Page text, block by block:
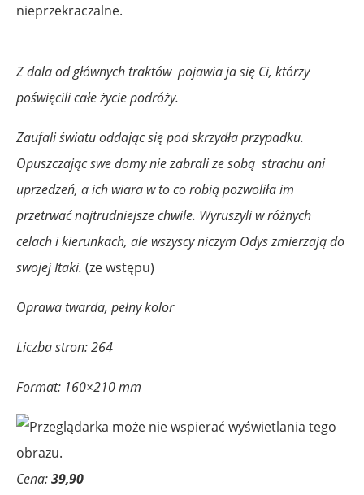
nieprzekraczalne.
Z dala od głównych traktów pojawia ja się Ci, którzy
poświęcili całe życie podróży.
Zaufali światu oddając się pod skrzydła przypadku.
Opuszczając swe domy nie zabrali ze sobą strachu ani
uprzedzeń, a ich wiara w to co robią pozwoliła im
przetrwać najtrudniejsze chwile. Wyruszyli w różnych
celach i kierunkach, ale wszyscy niczym Odys zmierzają do
swojej Itaki. (ze wstępu)
Oprawa twarda, pełny kolor
Liczba stron: 264
Format: 160×210 mm
Cena:39,90